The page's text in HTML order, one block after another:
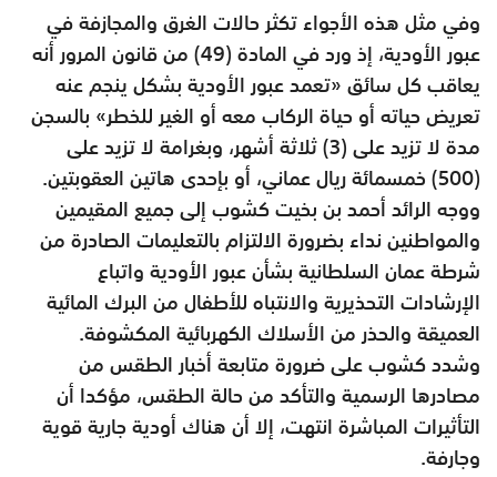
وفي مثل هذه الأجواء تكثر حالات الغرق والمجازفة في
عبور الأودية، إذ ورد في المادة (49) من قانون المرور أنه
يعاقب كل سائق «تعمد عبور الأودية بشكل ينجم عنه
تعريض حياته أو حياة الركاب معه أو الغير للخطر» بالسجن
مدة لا تزيد على (3) ثلاثة أشهر، وبغرامة لا تزيد على
(500) خمسمائة ريال عماني، أو بإحدى هاتين العقوبتين.
ووجه الرائد أحمد بن بخيت كشوب إلى جميع المقيمين
والمواطنين نداء بضرورة الالتزام بالتعليمات الصادرة من
شرطة عمان السلطانية بشأن عبور الأودية واتباع
الإرشادات التحذيرية والانتباه للأطفال من البرك المائية
العميقة والحذر من الأسلاك الكهربائية المكشوفة.
وشدد كشوب على ضرورة متابعة أخبار الطقس من
مصادرها الرسمية والتأكد من حالة الطقس، مؤكدا أن
التأثيرات المباشرة انتهت، إلا أن هناك أودية جارية قوية
وجارفة.